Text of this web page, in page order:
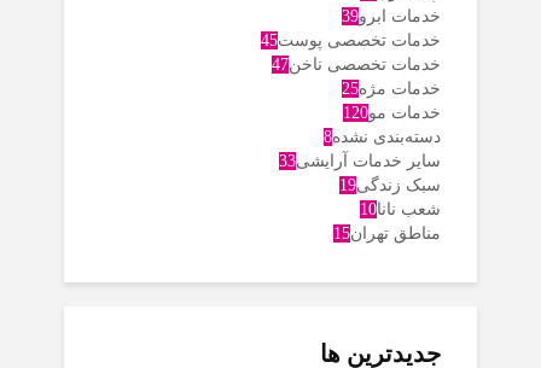
خدمات ابرو39
خدمات تخصصی پوست45
خدمات تخصصی ناخن47
خدمات مژه25
خدمات مو120
دسته‌بندی نشده8
سایر خدمات آرایشی33
سبک زندگی19
شعب نانا10
مناطق تهران15
جدیدترین ها